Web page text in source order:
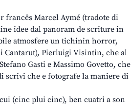
francês Marcel Aymé (tradote di
idee dal panoram de scriture in
atmosfere un tichinin horror,
Cantarut), Pierluigi Visintin, che al
Gasti e Massimo Govetto, che
scrivi che e fotografe la maniere di
(cinc plui cinc), ben cuatri a son